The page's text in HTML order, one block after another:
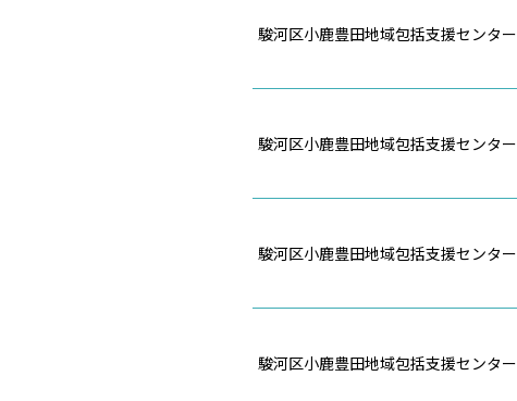
駿河区小鹿豊田地域包括支援センター
駿河区小鹿豊田地域包括支援センター
駿河区小鹿豊田地域包括支援センター
駿河区小鹿豊田地域包括支援センター